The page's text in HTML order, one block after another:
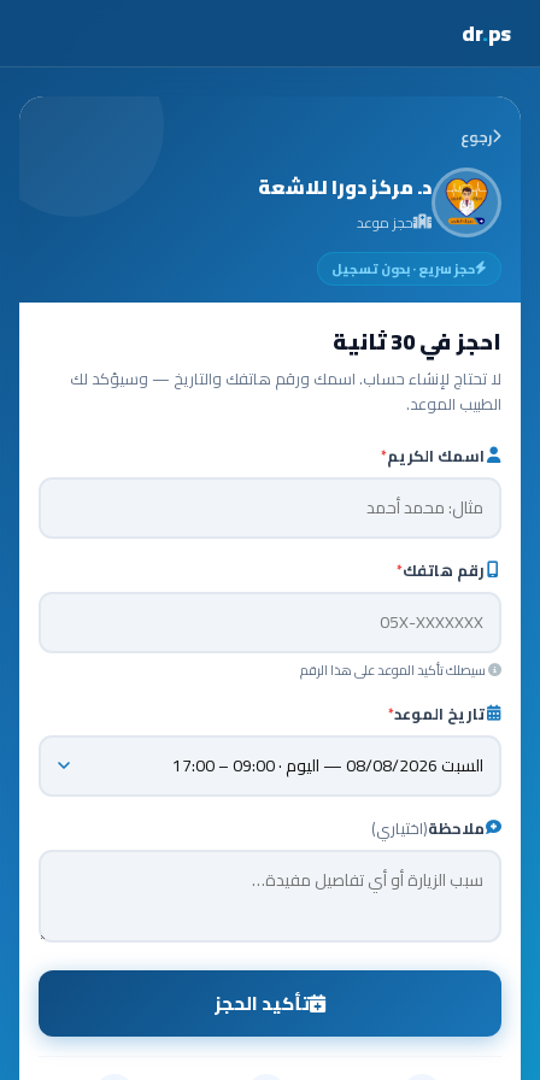
dr.ps
رجوع
د. مركز دورا للاشعة
حجز موعد
حجز سريع · بدون تسجيل
احجز في 30 ثانية
لا تحتاج لإنشاء حساب. اسمك ورقم هاتفك والتاريخ — وسيؤكد لك
الطبيب الموعد.
اسمك الكريم*
رقم هاتفك*
سيصلك تأكيد الموعد على هذا الرقم
تاريخ الموعد*
ملاحظة(اختياري)
تأكيد الحجز